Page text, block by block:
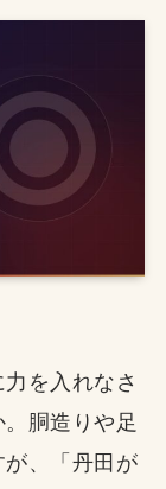
を入れなさ
胴造りや足
、「丹田が